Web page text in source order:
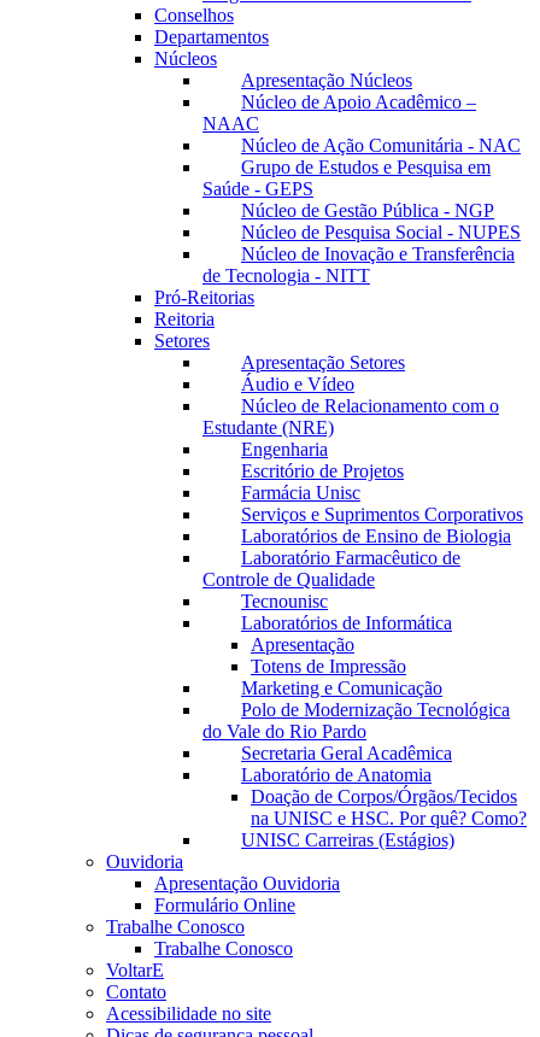
Conselhos
Departamentos
Núcleos
Apresentação Núcleos
Núcleo de Apoio Acadêmico –
NAAC
Núcleo de Ação Comunitária - NAC
Grupo de Estudos e Pesquisa em
Saúde - GEPS
Núcleo de Gestão Pública - NGP
Núcleo de Pesquisa Social - NUPES
Núcleo de Inovação e Transferência
de Tecnologia - NITT
Pró-Reitorias
Reitoria
Setores
Apresentação Setores
Áudio e Vídeo
Núcleo de Relacionamento com o
Estudante (NRE)
Engenharia
Escritório de Projetos
Farmácia Unisc
Serviços e Suprimentos Corporativos
Laboratórios de Ensino de Biologia
Laboratório Farmacêutico de
Controle de Qualidade
Tecnounisc
Laboratórios de Informática
Apresentação
Totens de Impressão
Marketing e Comunicação
Polo de Modernização Tecnológica
do Vale do Rio Pardo
Secretaria Geral Acadêmica
Laboratório de Anatomia
Doação de Corpos/Órgãos/Tecidos
na UNISC e HSC. Por quê? Como?
UNISC Carreiras (Estágios)
Ouvidoria
Apresentação Ouvidoria
Formulário Online
Trabalhe Conosco
Trabalhe Conosco
VoltarE
Contato
Acessibilidade no site